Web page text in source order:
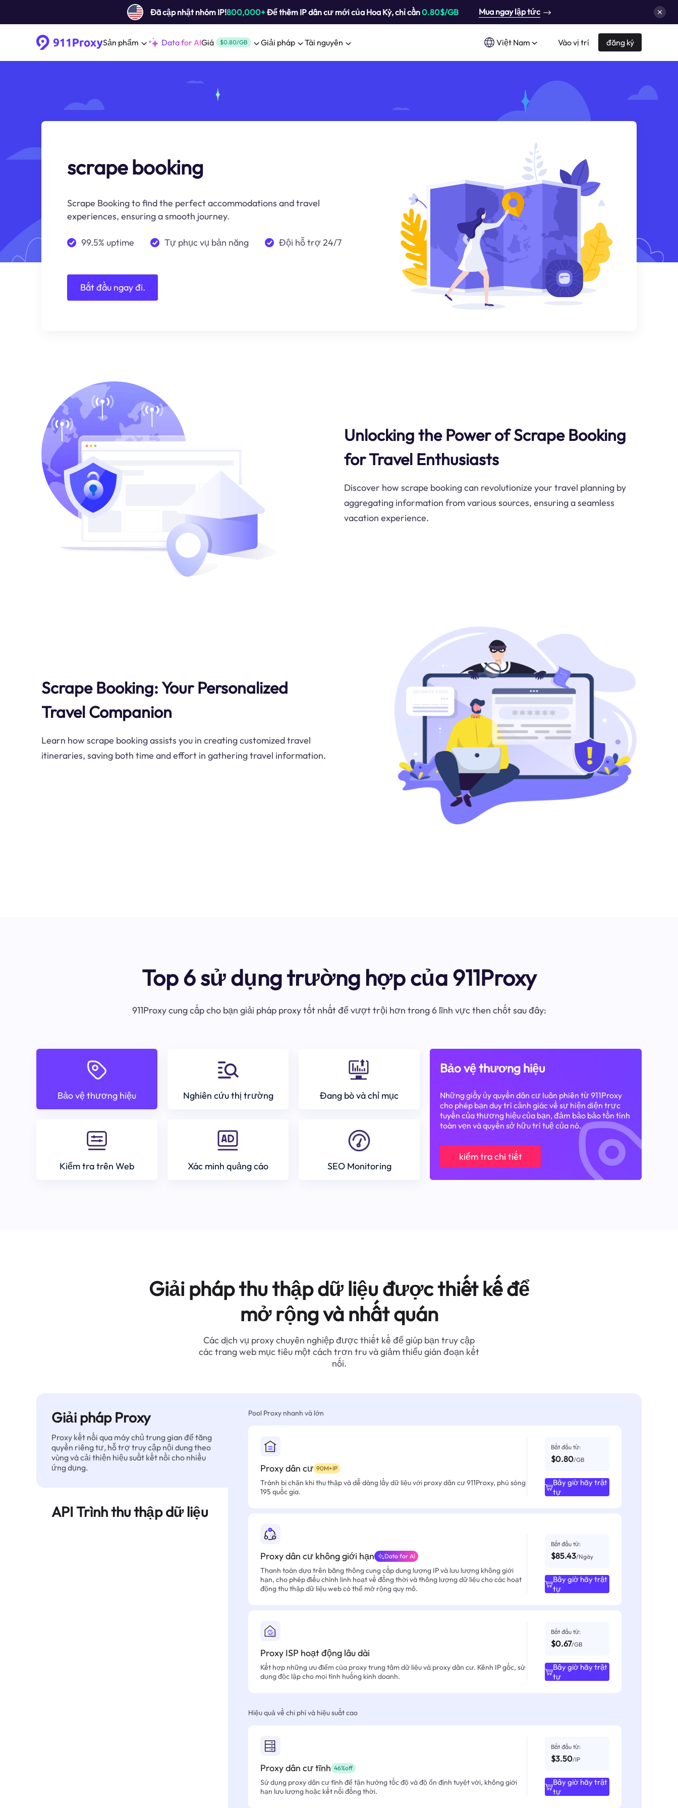
Đã cập nhật nhóm IP!800,000+Để thêm IP dân cư mới của Hoa Kỳ, chỉ cần0.80$/GB Mua ngay lập tức
Sản phẩm Data for AIGiá $0.80/GB Giải pháp Tài nguyên Việt Nam Vào vị trí đăng ký
scrape booking
Scrape Booking to find the perfect accommodations and travel
experiences, ensuring a smooth journey.
99.5% uptime Tự phục vụ bản năng Đội hỗ trợ 24/7
Bắt đầu ngay đi.
Unlocking the Power of Scrape Booking
for Travel Enthusiasts
Discover how scrape booking can revolutionize your travel planning by
aggregating information from various sources, ensuring a seamless
vacation experience.
Scrape Booking: Your Personalized
Travel Companion
Learn how scrape booking assists you in creating customized travel
itineraries, saving both time and effort in gathering travel information.
Top 6 sử dụng trường hợp của 911Proxy
911Proxy cung cấp cho bạn giải pháp proxy tốt nhất để vượt trội hơn trong 6 lĩnh vực then chốt sau đây:
Bảo vệ thương hiệu Nghiên cứu thị trường Đang bò và chỉ mục
Kiểm tra trên Web Xác minh quảng cáo SEO Monitoring
Bảo vệ thương hiệu
Những giấy ủy quyền dân cư luân phiên từ 911Proxy
cho phép bạn duy trì cảnh giác về sự hiện diện trực
tuyến của thương hiệu của bạn, đảm bảo bảo tồn tính
toàn vẹn và quyền sở hữu trí tuệ của nó.
kiểm tra chi tiết
Giải pháp thu thập dữ liệu được thiết kế để
mở rộng và nhất quán
Các dịch vụ proxy chuyên nghiệp được thiết kế để giúp bạn truy cập
các trang web mục tiêu một cách trơn tru và giảm thiểu gián đoạn kết
nối.
Giải pháp Proxy
Proxy kết nối qua máy chủ trung gian để tăng
quyền riêng tư, hỗ trợ truy cập nội dung theo
vùng và cải thiện hiệu suất kết nối cho nhiều
ứng dụng.
API Trình thu thập dữ liệu
Pool Proxy nhanh và lớn
Proxy dân cư 90M+IP
Tránh bị chặn khi thu thập và dễ dàng lấy dữ liệu với proxy dân cư 911Proxy, phủ sóng
195 quốc gia.
Bắt đầu từ:
$0.80/GB
Bây giờ hãy trật
tự
Proxy dân cư không giới hạn Data for AI
Thanh toán dựa trên băng thông cung cấp dung lượng IP và lưu lượng không giới
hạn, cho phép điều chỉnh linh hoạt về đồng thời và thông lượng dữ liệu cho các hoạt
động thu thập dữ liệu web có thể mở rộng quy mô.
Bắt đầu từ:
$85.43/Ngày
Bây giờ hãy trật
tự
Proxy ISP hoạt động lâu dài
Kết hợp những ưu điểm của proxy trung tâm dữ liệu và proxy dân cư. Kênh IP gốc, sử
dụng độc lập cho mọi tình huống kinh doanh.
Bắt đầu từ:
$0.67/GB
Bây giờ hãy trật
tự
Hiệu quả về chi phí và hiệu suất cao
Proxy dân cư tĩnh 46%off
Sử dụng proxy dân cư tĩnh để tận hưởng tốc độ và độ ổn định tuyệt vời, không giới
hạn lưu lượng hoặc kết nối đồng thời.
Bắt đầu từ:
$3.50/IP
Bây giờ hãy trật
tự